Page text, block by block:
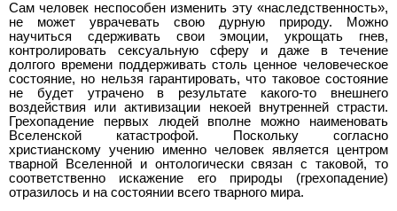
Сам человек неспособен изменить эту «наследственность»,
не может уврачевать свою дурную природу. Можно
научиться сдерживать свои эмоции, укрощать гнев,
контролировать сексуальную сферу и даже в течение
долгого времени поддерживать столь ценное человеческое
состояние, но нельзя гарантировать, что таковое состояние
не будет утрачено в результате какого-то внешнего
воздействия или активизации некоей внутренней страсти.
Грехопадение первых людей вполне можно наименовать
Вселенской катастрофой. Поскольку согласно
христианскому учению именно человек является центром
тварной Вселенной и онтологически связан с таковой, то
соответственно искажение его природы (грехопадение)
отразилось и на состоянии всего тварного мира.